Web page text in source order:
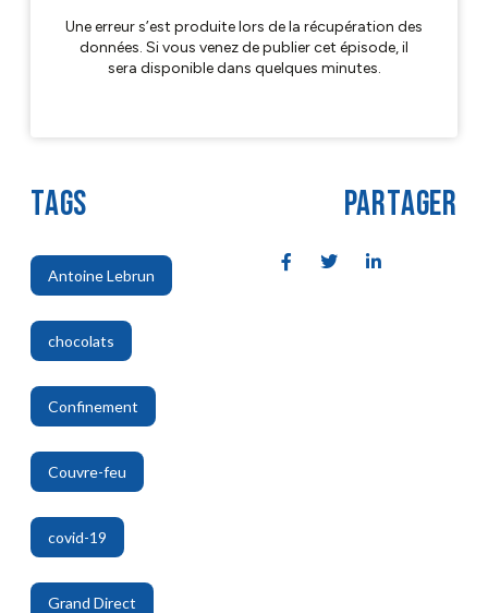
TAGS
Antoine Lebrun
,
chocolats
,
Confinement
,
Couvre-feu
,
covid-19
,
Grand Direct
PARTAGER